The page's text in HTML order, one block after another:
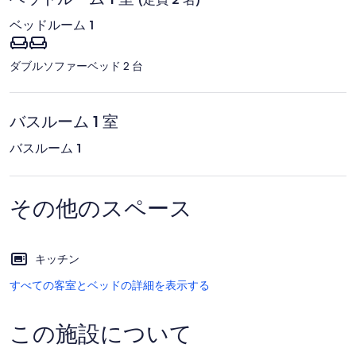
車
場
無
賀
茂
郡
静
県
の
真
ベッドルーム 1
ダブルソファーベッド 2 台
バスルーム 1 室
バスルーム 1
その他のスペース
キッチン
すべての客室とベッドの詳細を表示する
この施設について